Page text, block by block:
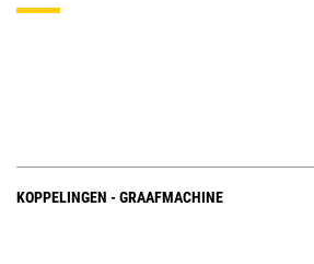
KOPPELINGEN - GRAAFMACHINE